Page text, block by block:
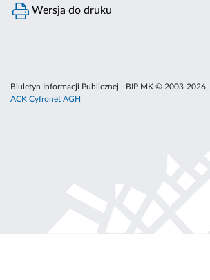
Wersja do druku
Biuletyn Informacji Publicznej - BIP MK © 2003-2026,
ACK Cyfronet AGH